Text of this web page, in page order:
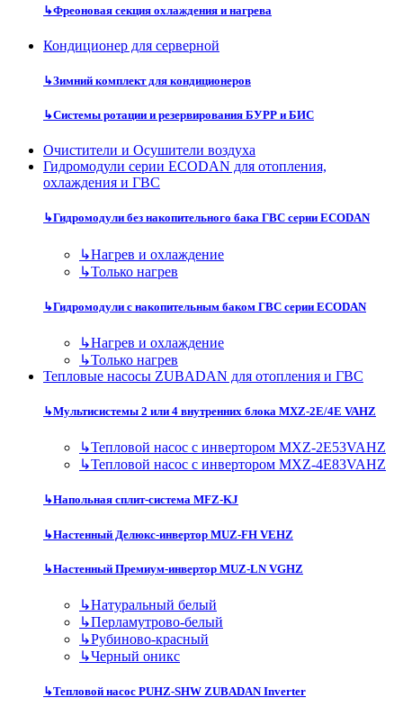
↳Фреоновая секция охлаждения и нагрева
Кондиционер для серверной
↳Зимний комплект для кондиционеров
↳Системы ротации и резервирования БУРР и БИС
Очистители и Осушители воздуха
Гидромодули серии ECODAN для отопления,
охлаждения и ГВС
↳Гидромодули без накопительного бака ГВС серии ECODAN
↳Нагрев и охлаждение
↳Только нагрев
↳Гидромодули с накопительным баком ГВС серии ECODAN
↳Нагрев и охлаждение
↳Только нагрев
Тепловые насосы ZUBADAN для отопления и ГВС
↳Мультисистемы 2 или 4 внутренних блока MXZ-2E/4E VAHZ
↳Тепловой насос с инвертором MXZ-2E53VAHZ
↳Тепловой насос с инвертором MXZ-4E83VAHZ
↳Напольная сплит-система MFZ-KJ
↳Настенный Делюкс-инвертор MUZ-FH VEHZ
↳Настенный Премиум-инвертор MUZ-LN VGHZ
↳Натуральный белый
↳Перламутрово-белый
↳Рубиново-красный
↳Черный оникс
↳Тепловой насос PUHZ-SHW ZUBADAN Inverter